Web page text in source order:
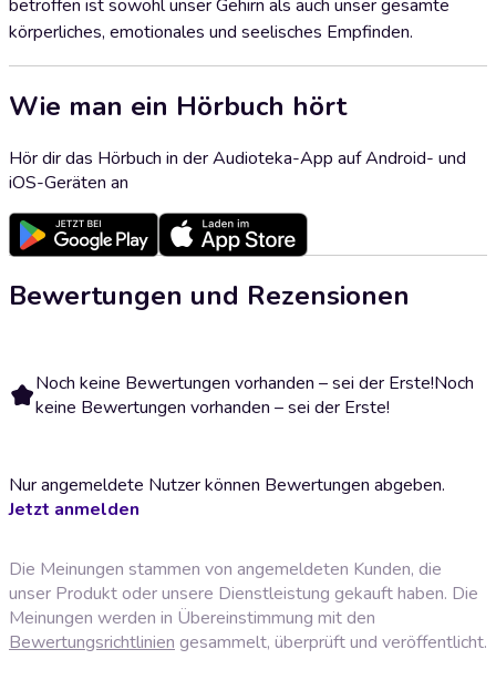
betroffen ist sowohl unser Gehirn als auch unser gesamte
körperliches, emotionales und seelisches Empfinden.
Wie man ein Hörbuch hört
Hör dir das Hörbuch in der Audioteka-App auf Android- und
iOS-Geräten an
Bewertungen und Rezensionen
Noch keine Bewertungen vorhanden – sei der Erste!Noch
keine Bewertungen vorhanden – sei der Erste!
Nur angemeldete Nutzer können Bewertungen abgeben.
Jetzt anmelden
Die Meinungen stammen von angemeldeten Kunden, die
unser Produkt oder unsere Dienstleistung gekauft haben. Die
Meinungen werden in Übereinstimmung mit den
Bewertungsrichtlinien gesammelt, überprüft und veröffentlicht.